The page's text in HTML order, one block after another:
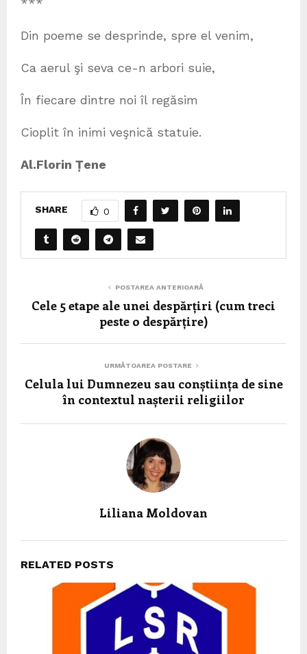
***
Din poeme se desprinde, spre el venim,
Ca aerul şi seva ce-n arbori suie,
În fiecare dintre noi îl regăsim
Cioplit în inimi veşnică statuie.
Al.Florin Țene
SHARE 0
POSTAREA ANTERIOARĂ
Cele 5 etape ale unei despărțiri (cum treci
peste o despărțire)
URMĂTOAREA POSTARE
Celula lui Dumnezeu sau conștiința de sine
în contextul nașterii religiilor
Liliana Moldovan
RELATED POSTS